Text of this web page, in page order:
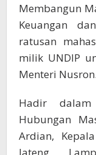
Membangun
Keuangan
ratusan
milik UNDIP
Menteri Nusron.
Hadir
Hubungan
Ardian,
Jateng,